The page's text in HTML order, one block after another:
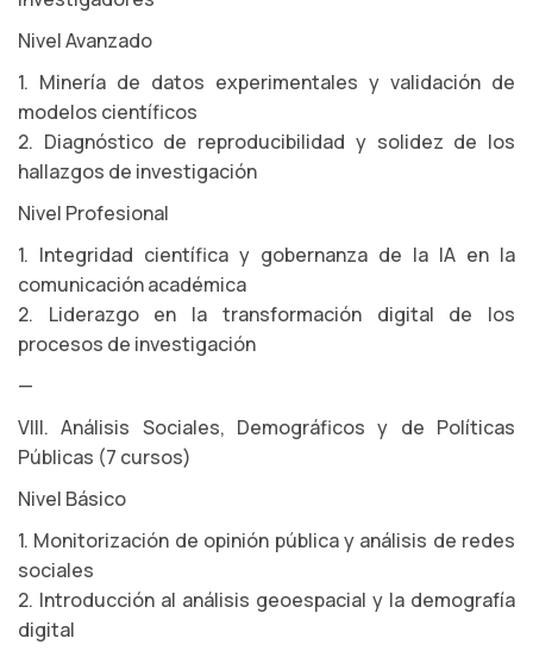
Nivel Avanzado
1. Minería de datos experimentales y validación de
modelos científicos
2. Diagnóstico de reproducibilidad y solidez de los
hallazgos de investigación
Nivel Profesional
1. Integridad científica y gobernanza de la IA en la
comunicación académica
2. Liderazgo en la transformación digital de los
procesos de investigación
—
VIII. Análisis Sociales, Demográficos y de Políticas
Públicas (7 cursos)
Nivel Básico
1. Monitorización de opinión pública y análisis de redes
sociales
2. Introducción al análisis geoespacial y la demografía
digital